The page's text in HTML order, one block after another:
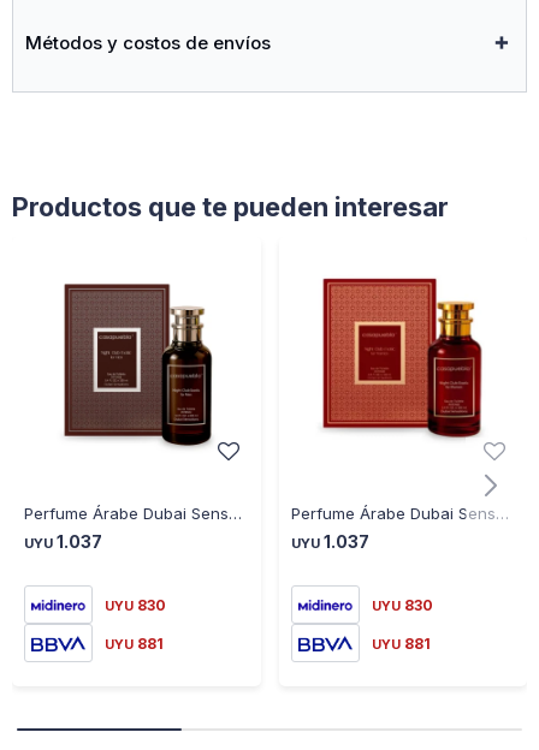
Métodos y costos de envíos
Productos que te pueden interesar
Perfume Árabe Dubai Sensations Night Club Exotic Men 100Ml - MARRON
UYU 1.037
UYU 830
UYU 881
Perfume Árabe Dubai Sensations Night Club Exotic Women 100ML - CELESTE
UYU 1.037
UYU 830
UYU 881